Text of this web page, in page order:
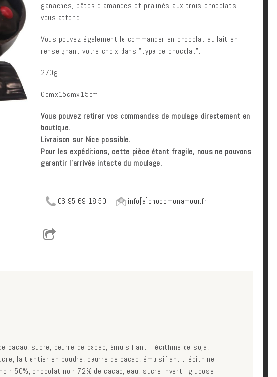
ganaches, pâtes d’amandes et pralinés aux trois chocolats
vous attend!
Vous pouvez également le commander en chocolat au lait en
renseignant votre choix dans "type de chocolat".
270g
6cmx15cmx15cm
Vous pouvez retirer vos commandes de moulage directement en
boutique.
Livraison sur Nice possible.
Pour les expéditions, cette pièce étant fragile, nous ne pouvons
garantir l'arrivée intacte du moulage.
06 95 69 18 50 info[a]chocomonamour.fr
cacao, sucre, beurre de cacao, émulsifiant : lécithine de soja,
lait entier en poudre, beurre de cacao, émulsifiant : lécithine
50%, chocolat noir 72% de cacao, eau, sucre inverti, glucose,